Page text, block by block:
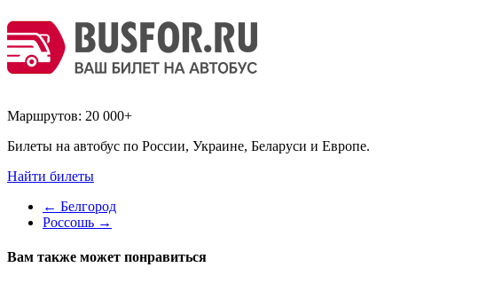
Маршрутов: 20 000+
Билеты на автобус по России, Украине, Беларуси и Европе.
Найти билеты
← Белгород
Россошь →
Вам также может понравиться